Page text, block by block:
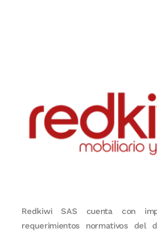
Redkiwi SAS cuenta con
requerimientos normativos